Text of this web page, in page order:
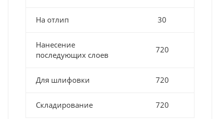
На отлип 30
Нанесение
последующих слоев
720
Для шлифовки 720
Складирование 720